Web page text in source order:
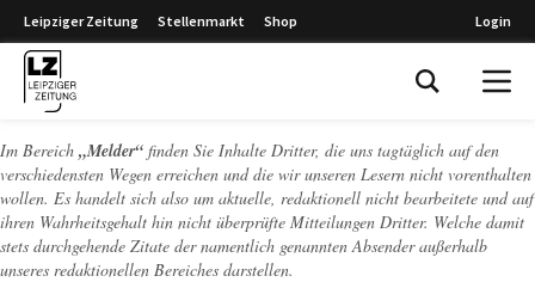
Leipziger Zeitung Stellenmarkt Shop Login
Im Bereich „Melder“ finden Sie Inhalte Dritter, die uns tagtäglich auf den
verschiedensten Wegen erreichen und die wir unseren Lesern nicht vorenthalten
wollen. Es handelt sich also um aktuelle, redaktionell nicht bearbeitete und auf
ihren Wahrheitsgehalt hin nicht überprüfte Mitteilungen Dritter. Welche damit
stets durchgehende Zitate der namentlich genannten Absender außerhalb
unseres redaktionellen Bereiches darstellen.